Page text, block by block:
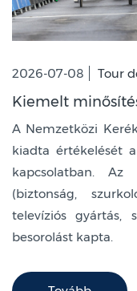
2026-07-08 Tour
Kiemelt
A Nemzetközi
kiadta értékelését
kapcsolatban. Az
(biztonság,
televíziós gyártás,
besorolást kapta.